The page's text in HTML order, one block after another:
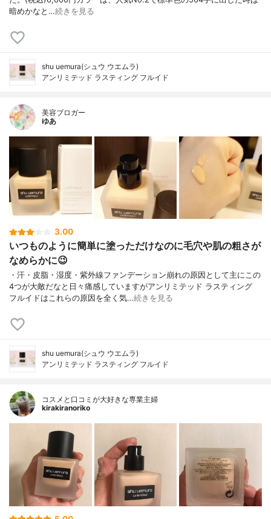
暗めかなと…続きを見る
shu uemura(シュウ ウエムラ)
アンリミテッド ラスティング フルイド
美容ブロガー
ゆあ
3.00
いつものように簡単に塗っただけなのに毛穴や肌の粗さが
なめらかに😉
・汗・皮脂・湿度・紫外線ファンデーション崩れの原因として主にこの
4つが大敵だなと日々痛感していますがアンリミテッド ラスティング
フルイドはこれらの原因を全く気…続きを見る
shu uemura(シュウ ウエムラ)
アンリミテッド ラスティング フルイド
コスメと口コミが大好きな専業主婦
kirakiranoriko